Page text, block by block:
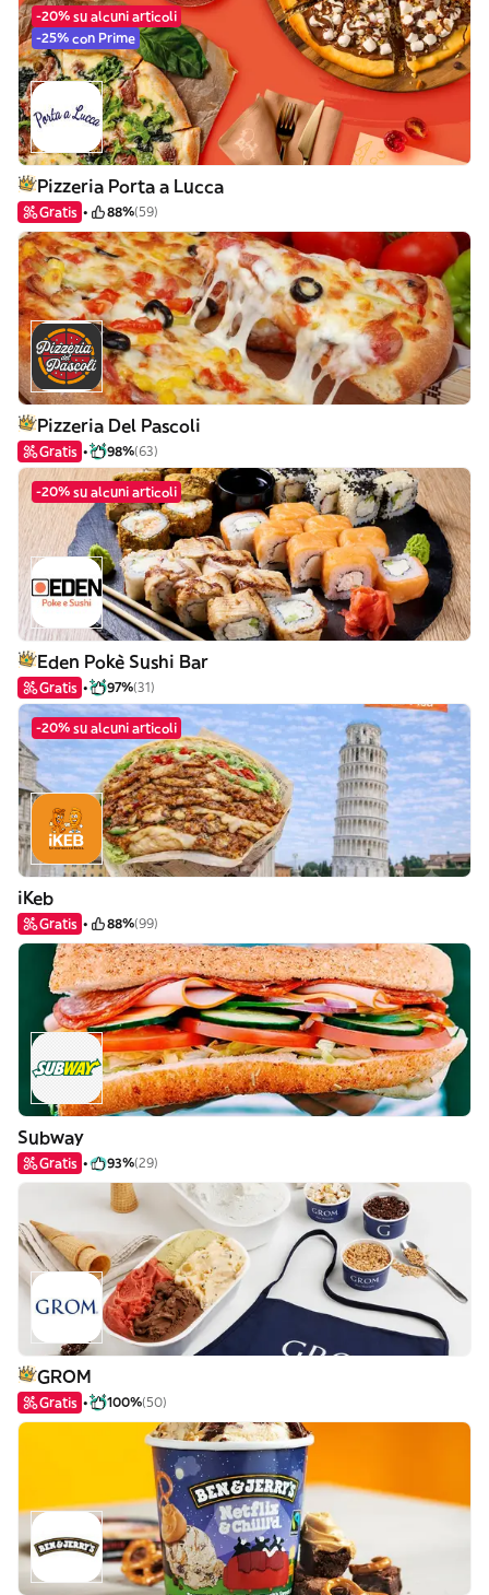
-20% su alcuni articoli
-25% con Prime
Pizzeria Porta a Lucca
Gratis 88%(59)
Pizzeria Del Pascoli
Gratis 98%(63)
-20% su alcuni articoli
Eden Pokè Sushi Bar
Gratis 97%(31)
-20% su alcuni articoli
iKeb
Gratis 88%(99)
Subway
Gratis 93%(29)
GROM
Gratis 100%(50)